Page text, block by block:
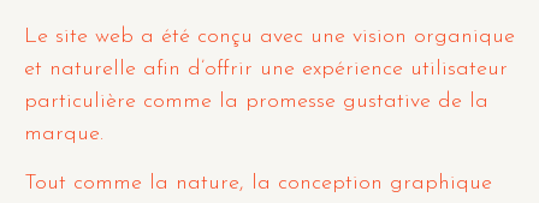
Le site web a été conçu avec une vision organique
et naturelle afin d’offrir une expérience utilisateur
particulière comme la promesse gustative de la
marque.
Tout comme la nature, la conception graphique